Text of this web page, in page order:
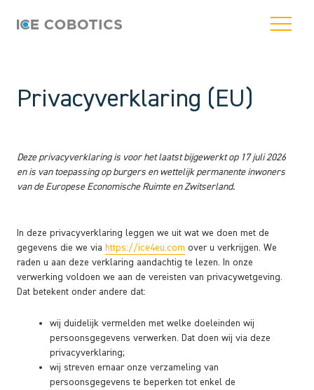
Privacyverklaring (EU)
Deze privacyverklaring is voor het laatst bijgewerkt op 17 juli 2026
en is van toepassing op burgers en wettelijk permanente inwoners
van de Europese Economische Ruimte en Zwitserland.
In deze privacyverklaring leggen we uit wat we doen met de
gegevens die we via https://ice4eu.com over u verkrijgen. We
raden u aan deze verklaring aandachtig te lezen. In onze
verwerking voldoen we aan de vereisten van privacywetgeving.
Dat betekent onder andere dat:
wij duidelijk vermelden met welke doeleinden wij
persoonsgegevens verwerken. Dat doen wij via deze
privacyverklaring;
wij streven ernaar onze verzameling van
persoonsgegevens te beperken tot enkel de